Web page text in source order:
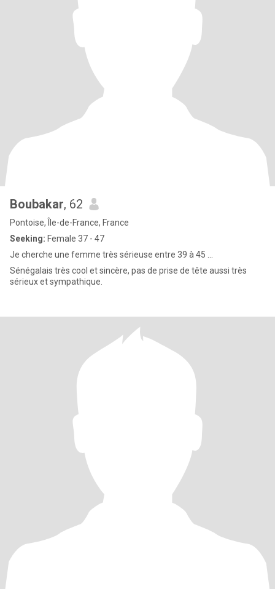
Boubakar, 62
Pontoise, Île-de-France, France
Seeking: Female 37 - 47
Je cherche une femme très sérieuse entre 39 à 45 ...
Sénégalais très cool et sincère, pas de prise de tête aussi très
sérieux et sympathique.